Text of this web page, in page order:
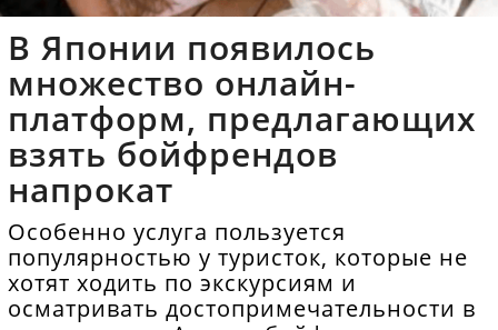
В Японии появилось
множество онлайн-
платформ, предлагающих
взять бойфрендов
напрокат
Особенно услуга пользуется
популярностью у туристок, которые не
хотят ходить по экскурсиям и
осматривать достопримечательности в